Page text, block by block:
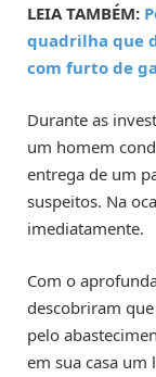
LEIA TAMBÉM:
quadrilha que
com furto de
Durante as
um homem
entrega de um
suspeitos. Na
imediatamente.
Com o
descobriram
pelo
em sua casa